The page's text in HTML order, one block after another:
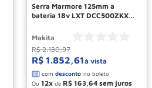
Serra Marmore 125mm a
bateria 18v LXT DCC500ZKX1
Makita
R$ 2.130,97
R$ 1.852,61à vista
Ou 12 de R$ 163 64